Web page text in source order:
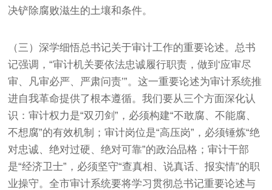
决铲除腐败滋生的土壤和条件。
（三）深学细悟总书记关于审计工作的重要论述。总书
记强调，“审计机关要依法忠诚履行职责，做到‘应审尽
审、凡审必严、严肃问责’”。这一重要论述为审计系统推
进自我革命提供了根本遵循。我们要从三个方面深化认
识：审计权力是“双刃剑”，必须构建“不敢腐、不能腐、
不想腐”的有效机制；审计岗位是“高压岗”，必须锤炼“绝
对忠诚、绝对过硬、绝对可靠”的政治品格；审计干部
是“经济卫士”，必须坚守“查真相、说真话、报实情”的职
业操守。全市审计系统要将学习贯彻总书记重要论述与